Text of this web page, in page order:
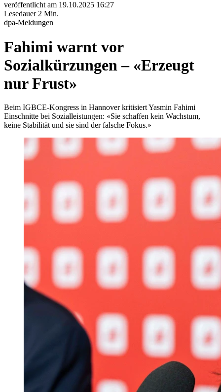
veröffentlicht am 19.10.2025 16:27
Lesedauer 2 Min.
dpa-Meldungen
Fahimi warnt vor
Sozialkürzungen – «Erzeugt
nur Frust»
Beim IGBCE-Kongress in Hannover kritisiert Yasmin Fahimi
Einschnitte bei Sozialleistungen: «Sie schaffen kein Wachstum,
keine Stabilität und sie sind der falsche Fokus.»